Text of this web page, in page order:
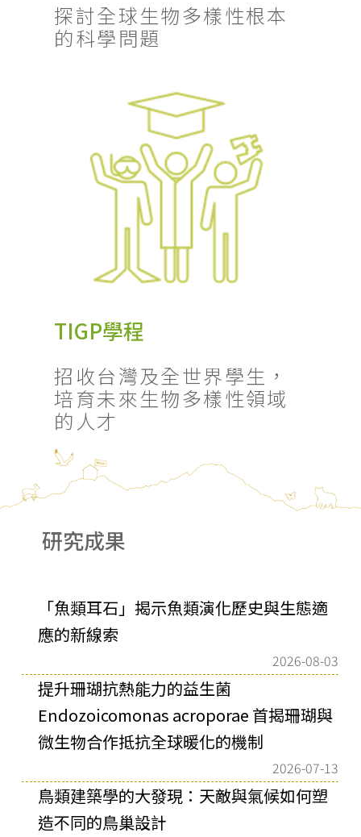
探討全球生物多樣性根本
的科學問題
TIGP學程
招收台灣及全世界學生，
培育未來生物多樣性領域
的人才
研究成果
「魚類耳石」揭示魚類演化歷史與生態適
應的新線索
2026-08-03
提升珊瑚抗熱能力的益生菌
Endozoicomonas acroporae 首揭珊瑚與
微生物合作抵抗全球暖化的機制
2026-07-13
鳥類建築學的大發現：天敵與氣候如何塑
造不同的鳥巢設計